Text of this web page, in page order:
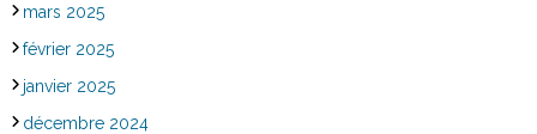
mars 2025
février 2025
janvier 2025
décembre 2024